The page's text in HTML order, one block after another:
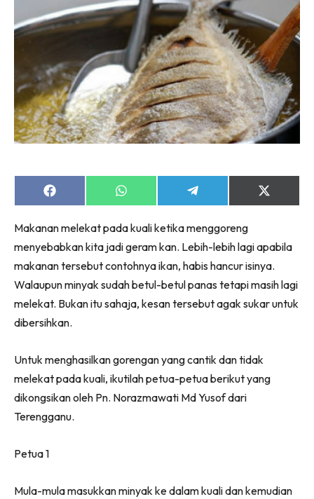
Share
on
Share
on
Share
on
Share
on
Makanan melekat pada kuali ketika menggoreng
menyebabkan kita jadi geram kan. Lebih-lebih lagi apabila
makanan tersebut contohnya ikan, habis hancur isinya.
Walaupun minyak sudah betul-betul panas tetapi masih lagi
melekat. Bukan itu sahaja, kesan tersebut agak sukar untuk
dibersihkan.
Untuk menghasilkan gorengan yang cantik dan tidak
melekat pada kuali, ikutilah petua-petua berikut yang
dikongsikan oleh Pn. Norazmawati Md Yusof dari
Terengganu.
Petua 1
Mula-mula masukkan minyak ke dalam kuali dan kemudian